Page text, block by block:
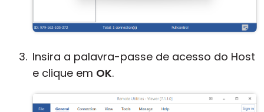
Insira a palavra-passe de acesso do Host
e clique em OK.